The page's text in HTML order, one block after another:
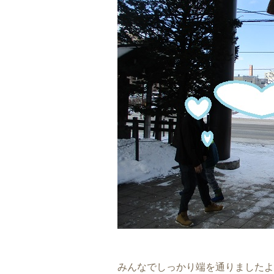
みんなでしっかり端を通りました